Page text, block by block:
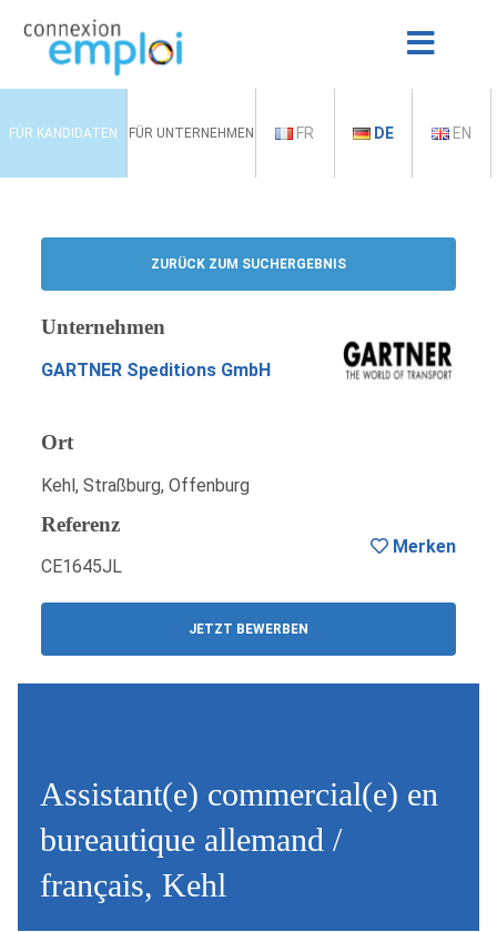
FÜR KANDIDATEN FÜR UNTERNEHMEN FR DE EN
ZURÜCK ZUM SUCHERGEBNIS
Unternehmen
GARTNER Speditions GmbH
Ort
Kehl, Straßburg, Offenburg
Referenz
CE1645JL
JETZT BEWERBEN
Merken
Assistant(e) commercial(e) en
bureautique allemand /
français, Kehl